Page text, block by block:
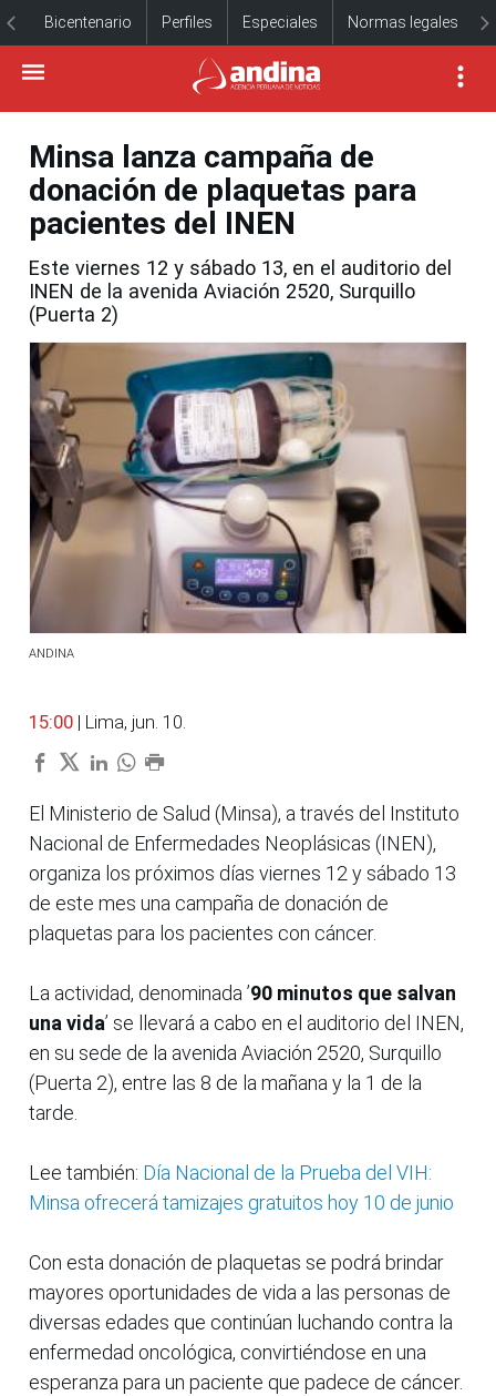
Bicentenario Perfiles Especiales Normas legales
Minsa lanza campaña de
donación de plaquetas para
pacientes del INEN
Este viernes 12 y sábado 13, en el auditorio del
INEN de la avenida Aviación 2520, Surquillo
(Puerta 2)
ANDINA
15:00 | Lima, jun. 10.
El Ministerio de Salud (Minsa), a través del Instituto
Nacional de Enfermedades Neoplásicas (INEN),
organiza los próximos días viernes 12 y sábado 13
de este mes una campaña de donación de
plaquetas para los pacientes con cáncer.
La actividad, denominada ’90 minutos que salvan
una vida’ se llevará a cabo en el auditorio del INEN,
en su sede de la avenida Aviación 2520, Surquillo
(Puerta 2), entre las 8 de la mañana y la 1 de la
tarde.
Lee también: Día Nacional de la Prueba del VIH:
Minsa ofrecerá tamizajes gratuitos hoy 10 de junio
Con esta donación de plaquetas se podrá brindar
mayores oportunidades de vida a las personas de
diversas edades que continúan luchando contra la
enfermedad oncológica, convirtiéndose en una
esperanza para un paciente que padece de cáncer.